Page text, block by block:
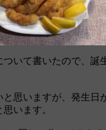
いて書いたので、誕
と思いますが、発生日
います。